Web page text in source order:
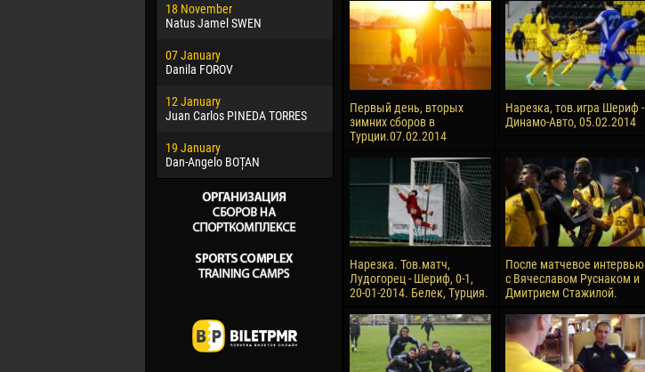
18 November
Natus Jamel SWEN
07 January
Danila FOROV
12 January
Juan Carlos PINEDA TORRES
19 January
Dan-Angelo BOȚAN
Jayder Moreno ASPRILLA
Samba KONÉ
26 March
Vitor Hugo Morais de OLIVEIRA
28 March
Raí LOPES DE OLIVEIRA
Victor CIUMAȘU
28 June
Soumaila MAGASSOUBA
10 July
Первый день, вторых
зимних сборов в
Турции.07.02.2014
Нарезка, тов.игра Шериф -
Динамо-Авто, 05.02.2014
Нарезка. Тов.матч,
Лудогорец - Шериф, 0-1,
20-01-2014. Белек, Турция.
После матчевое интервью
с Вячеславом Руснаком и
Дмитрием Стажилой.